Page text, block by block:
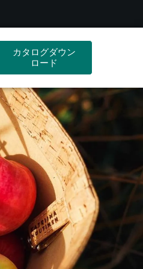
カタログダウン
ロード